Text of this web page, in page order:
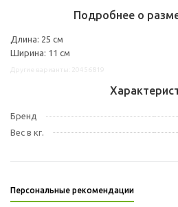
Подробнее о
Длина: 25 см
Ширина: 11 см
Бренд
Вес в кг.
Персональные рекомендации